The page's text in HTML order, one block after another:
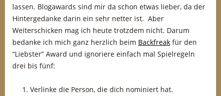
lassen. Blogawards sind mir da schon etwas lieber, da der
Hintergedanke darin ein sehr netter ist. Aber
Weiterschicken mag ich heute trotzdem nicht. Darum
bedanke ich mich ganz herzlich beim Backfreak für den
“Liebster” Award und ignoriere einfach mal Spielregeln
drei bis fünf:
Verlinke die Person, die dich nominiert hat.